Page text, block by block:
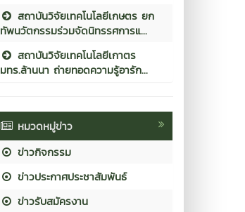
สถาบันวิจัยเทคโนโลยีเกษตร ยก
ทัพนวัตกรรมร่วมจัดนิทรรศการแ...
สถาบันวิจัยเทคโนโลยีเกาตร
มทร.ล้านนา ถ่ายทอดความรู้อารัก...
หมวดหมู่ข่าว
ข่าวกิจกรรม
ข่าวประกาศประชาสัมพันธ์
ข่าวรับสมัครงาน